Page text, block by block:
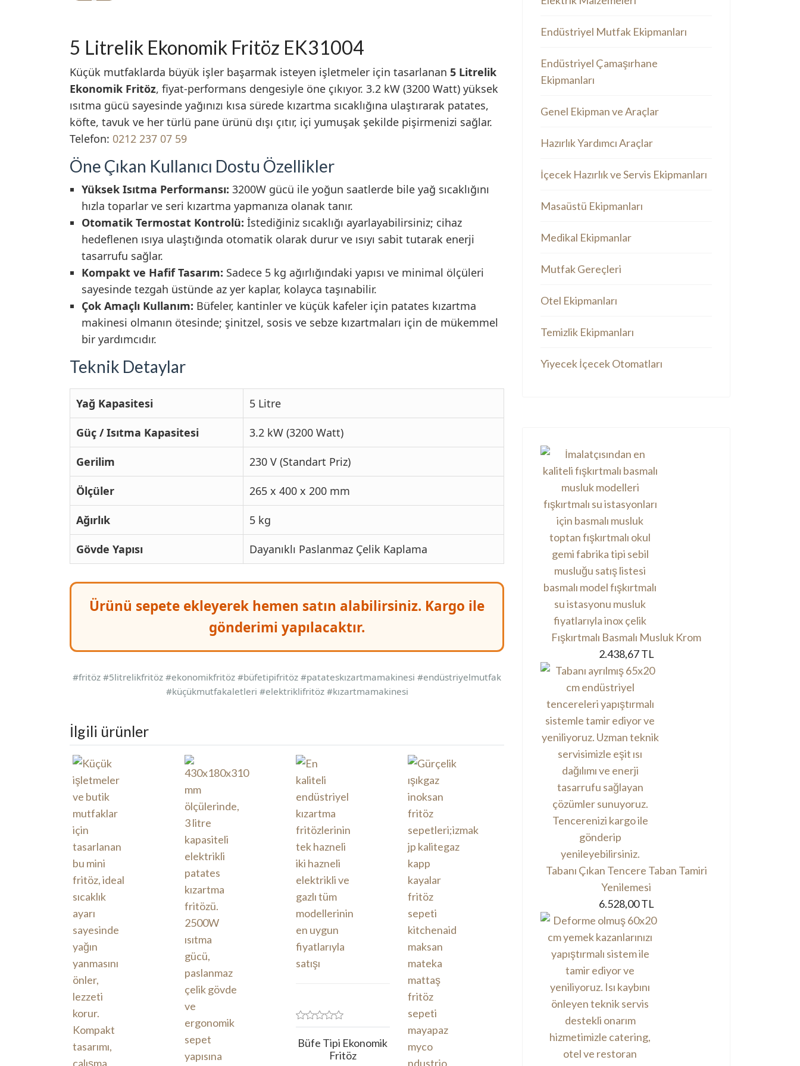
5 Litrelik Ekonomik Fritöz EK31004
Küçük mutfaklarda büyük işler başarmak isteyen işletmeler için tasarlanan 5 Litrelik
Ekonomik Fritöz, fiyat-performans dengesiyle öne çıkıyor. 3.2 kW (3200 Watt) yüksek
ısıtma gücü sayesinde yağınızı kısa sürede kızartma sıcaklığına ulaştırarak patates,
köfte, tavuk ve her türlü pane ürünü dışı çıtır, içi yumuşak şekilde pişirmenizi sağlar.
Telefon: 0212 237 07 59
Öne Çıkan Kullanıcı Dostu Özellikler
Yüksek Isıtma Performansı: 3200W gücü ile yoğun saatlerde bile yağ sıcaklığını
hızla toparlar ve seri kızartma yapmanıza olanak tanır.
Otomatik Termostat Kontrolü: İstediğiniz sıcaklığı ayarlayabilirsiniz; cihaz
hedeflenen ısıya ulaştığında otomatik olarak durur ve ısıyı sabit tutarak enerji
tasarrufu sağlar.
Kompakt ve Hafif Tasarım: Sadece 5 kg ağırlığındaki yapısı ve minimal ölçüleri
sayesinde tezgah üstünde az yer kaplar, kolayca taşınabilir.
Çok Amaçlı Kullanım: Büfeler, kantinler ve küçük kafeler için patates kızartma
makinesi olmanın ötesinde; şinitzel, sosis ve sebze kızartmaları için de mükemmel
bir yardımcıdır.
Teknik Detaylar
Yağ Kapasitesi 5 Litre
Güç / Isıtma Kapasitesi 3.2 kW (3200 Watt)
Gerilim 230 V (Standart Priz)
Ölçüler 265 x 400 x 200 mm
Ağırlık 5 kg
Gövde Yapısı Dayanıklı Paslanmaz Çelik Kaplama
Ürünü sepete ekleyerek hemen satın alabilirsiniz. Kargo ile
gönderimi yapılacaktır.
#fritöz #5litrelikfritöz #ekonomikfritöz #büfetipifritöz #patateskızartmamakinesi #endüstriyelmutfak
#küçükmutfakaletleri #elektriklifritöz #kızartmamakinesi
İlgili ürünler
Büfe Tipi Ekonomik
Fritöz
Endüstriyel Mutfak Ekipmanları
Endüstriyel Çamaşırhane
Ekipmanları
Genel Ekipman ve Araçlar
Hazırlık Yardımcı Araçlar
İçecek Hazırlık ve Servis Ekipmanları
Masaüstü Ekipmanları
Medikal Ekipmanlar
Mutfak Gereçleri
Otel Ekipmanları
Temizlik Ekipmanları
Yiyecek İçecek Otomatları
Fışkırtmalı Basmalı Musluk Krom
2.438,67 TL
Tabanı Çıkan Tencere Taban Tamiri
Yenilemesi
6.528,00 TL